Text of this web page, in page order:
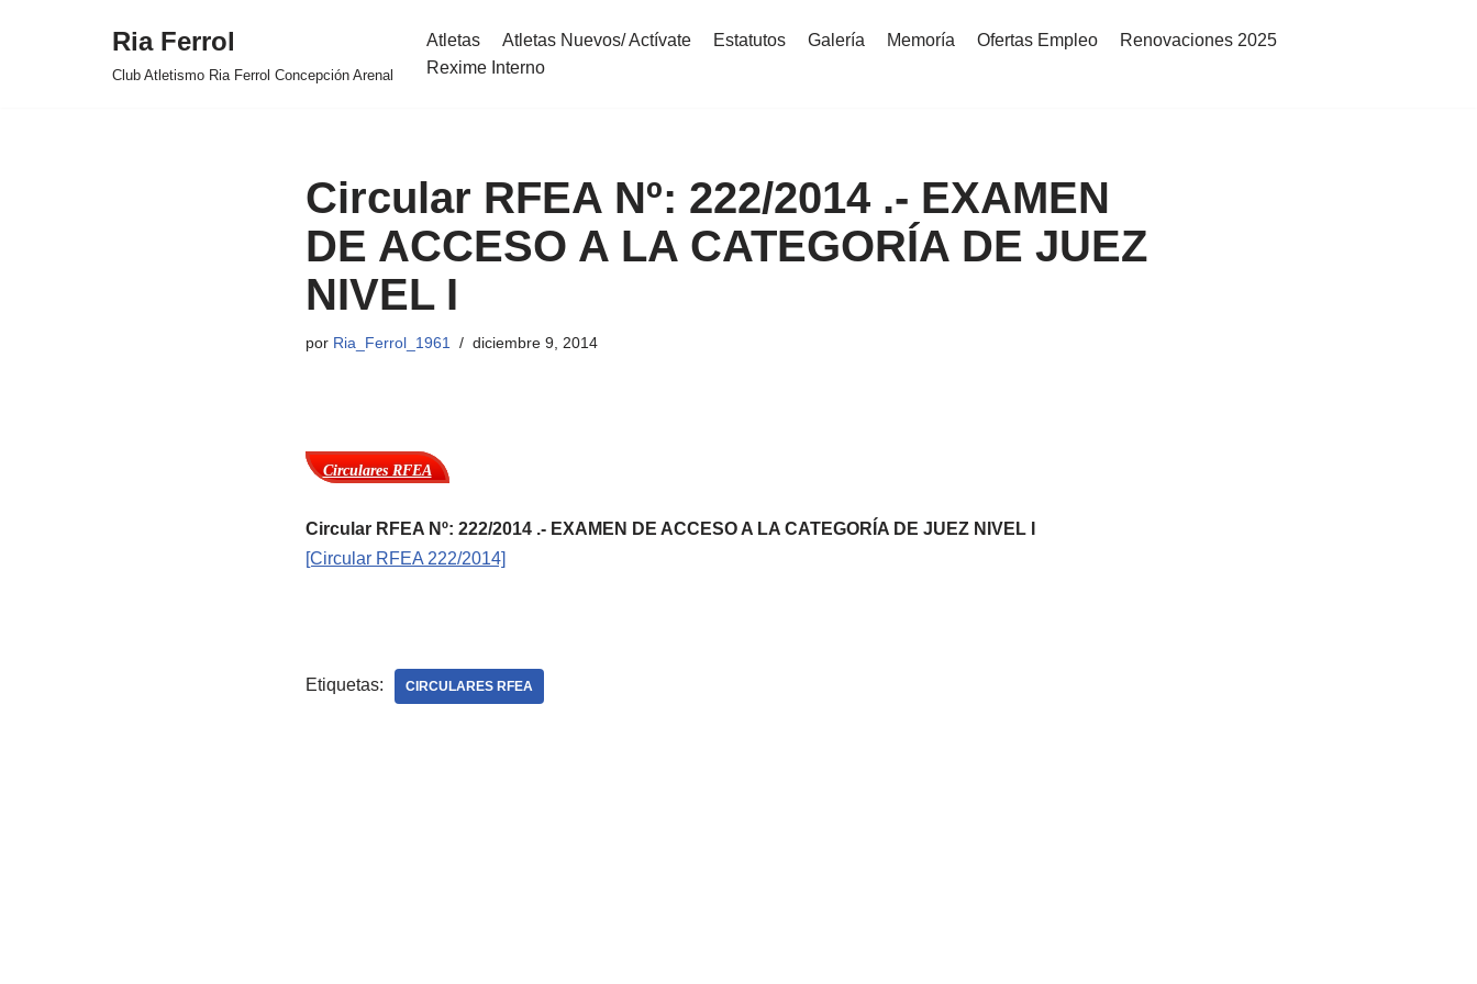
Ria Ferrol
Club Atletismo Ria Ferrol Concepción Arenal
Atletas Atletas Nuevos/ Actívate Estatutos Galería Memoría Ofertas Empleo
Renovaciones 2025
Rexime Interno
Circular RFEA Nº: 222/2014 .- EXAMEN
DE ACCESO A LA CATEGORÍA DE JUEZ
NIVEL I
por Ria_Ferrol_1961 diciembre 9, 2014
Circulares RFEA
Circular RFEA Nº: 222/2014 .- EXAMEN DE ACCESO A LA CATEGORÍA DE JUEZ NIVEL I
[Circular RFEA 222/2014]
Etiquetas: CIRCULARES RFEA